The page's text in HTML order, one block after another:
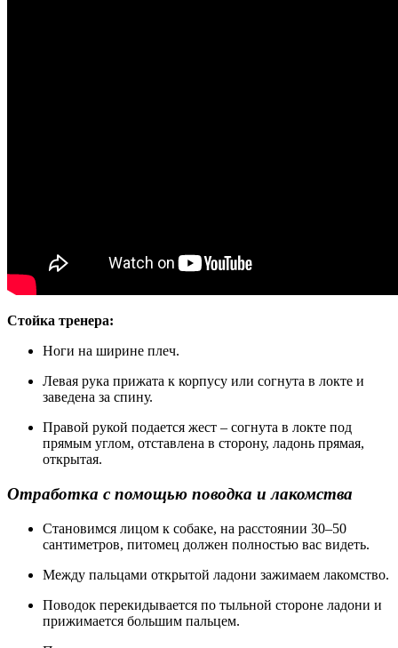
Стойка тренера:
Ноги на ширине плеч.
Левая рука прижата к корпусу или согнута в локте и
заведена за спину.
Правой рукой подается жест – согнута в локте под
прямым углом, отставлена в сторону, ладонь прямая,
открытая.
Отработка с помощью поводка и лакомства
Становимся лицом к собаке, на расстоянии 30–50
сантиметров, питомец должен полностью вас видеть.
Между пальцами открытой ладони зажимаем лакомство.
Поводок перекидывается по тыльной стороне ладони и
прижимается большим пальцем.